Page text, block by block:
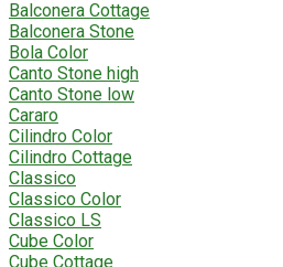
Balconera Cottage
Balconera Stone
Bola Color
Canto Stone high
Canto Stone low
Cararo
Cilindro Color
Cilindro Cottage
Classico
Classico Color
Classico LS
Cube Color
Cube Cottage